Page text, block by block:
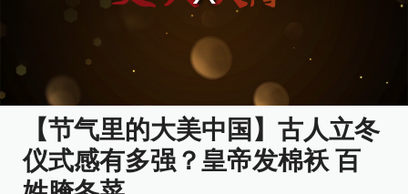
【节气里的大美中国】古人立冬
仪式感有多强？皇帝发棉袄 百